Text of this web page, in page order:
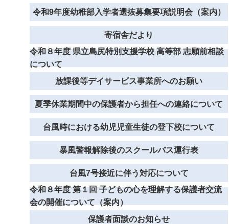
令和9年度幼稚部入学者選抜募集要項説明会（案内）
寄宿舎だより
令和８年度 県立島尻特別支援学校 高等部 志願前相談
について
放課後等デイサービス事業所へのお願い
夏季休業期間中の保護者から担任への連絡について
台風時における幼児児童生徒の登下校について
暴風警報解除後のスクールバス運行表
台風7号接近に伴う対応について
令和８年度 第１回 子どもの心を理解する保護者交流
会の開催について（案内）
保護者面談のお知らせ